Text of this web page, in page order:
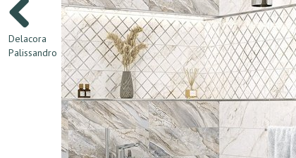
Delacora
Palissandro